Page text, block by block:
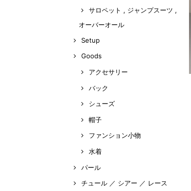
サロペット , ジャンプスーツ ,
オーバーオール
Setup
Goods
アクセサリー
バック
シューズ
帽子
ファンション小物
水着
パール
チュール ／ シアー ／ レース